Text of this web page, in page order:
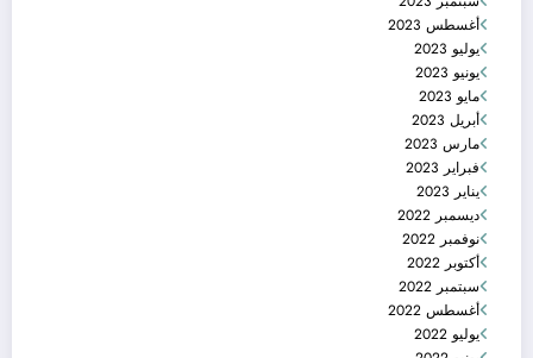
أغسطس 2023
يوليو 2023
يونيو 2023
مايو 2023
أبريل 2023
مارس 2023
فبراير 2023
يناير 2023
ديسمبر 2022
نوفمبر 2022
أكتوبر 2022
سبتمبر 2022
أغسطس 2022
يوليو 2022